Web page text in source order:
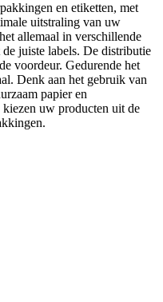
en etiketten, met
uitstraling van uw
allemaal in verschillende
juiste labels. De distributie
voordeur. Gedurende het
Denk aan het gebruik van
papier en
uw producten uit de